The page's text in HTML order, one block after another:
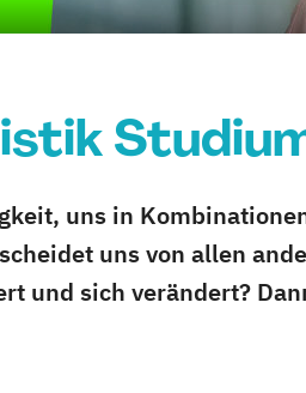
uns in
uns von allen
und sich verändert?